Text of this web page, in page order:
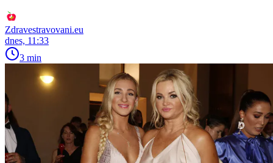
Zdravestravovani.eu
dnes, 11:33
3 min